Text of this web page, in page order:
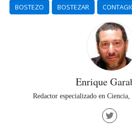
BOSTEZO BOSTEZAR
Enrique
Redactor especializado en